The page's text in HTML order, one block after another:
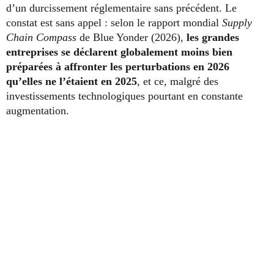
d’un durcissement réglementaire sans précédent. Le
constat est sans appel : selon le rapport mondial Supply
Chain Compass de Blue Yonder (2026), les grandes
entreprises se déclarent globalement moins bien
préparées à affronter les perturbations en 2026
qu’elles ne l’étaient en 2025, et ce, malgré des
investissements technologiques pourtant en constante
augmentation.